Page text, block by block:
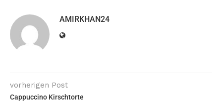
AMIRKHAN24
vorherigen Post
Cappuccino Kirschtorte